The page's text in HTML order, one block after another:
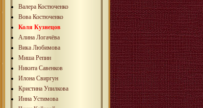
Валера Костюченко
Вова Костюченко
Коля Кузнецов
Алина Логачёва
Вика Любимова
Миша Репин
Никита Савенков
Илона Свиргун
Кристина Упилкова
Инна Устимова